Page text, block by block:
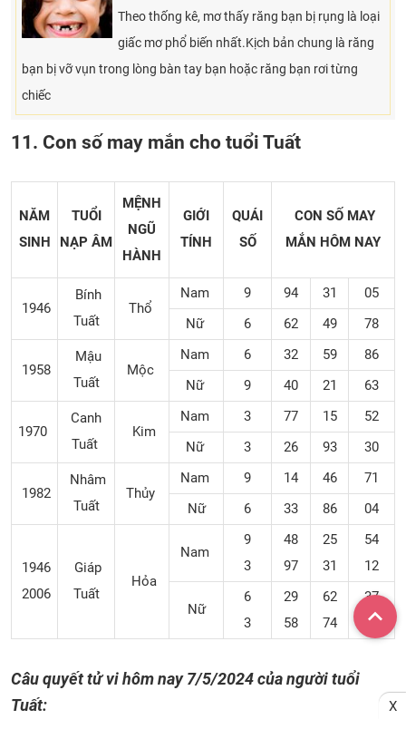
Theo thống kê, mơ thấy răng bạn bị rụng là loại
giấc mơ phổ biến nhất.Kịch bản chung là răng
bạn bị vỡ vụn trong lòng bàn tay bạn hoặc răng bạn rơi từng
chiếc
11. Con số may mắn cho tuổi Tuất
NĂM
SINH
TUỔI
NẠP ÂM
MỆNH
NGŨ
HÀNH
GIỚI
TÍNH
QUÁI
SỐ
CON SỐ MAY
MẮN HÔM NAY
1946
Bính
Tuất
Thổ
Nam 9 94 31
05
Nữ
6 62 49 78
1958
Mậu
Tuất
Mộc
Nam 6 32 59
86
Nữ
9 40 21 63
1970
Canh
Tuất
Kim
Nam 3 77 15
52
Nữ
3 26 93 30
1982
Nhâm
Tuất
Thủy
Nam 9 14 46
71
Nữ
6 33 86 04
1946
2006
Giáp
Tuất
Hỏa
Nam
9
3
48
97
25
31
54
12
Nữ
6
3
29
58
62
74
37
40
Câu quyết tử vi hôm nay7/5/2024của người tuổi
Tuất:
X